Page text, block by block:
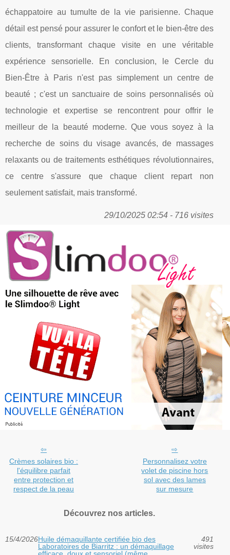
échappatoire au tumulte de la vie parisienne. Chaque
détail est pensé pour assurer le confort et le bien-être des
clients, transformant chaque visite en une véritable
expérience sensorielle. En conclusion, le Cercle du
Bien-Être à Paris n'est pas simplement un centre de
beauté ; c'est un sanctuaire de soins personnalisés où
technologie et expertise se rencontrent pour offrir le
meilleur de la beauté moderne. Que vous soyez à la
recherche de soins du visage avancés, de massages
relaxants ou de traitements esthétiques révolutionnaires,
ce centre s'assure que chaque client repart non
seulement satisfait, mais transformé.
29/10/2025 02:54 - 716 visites
Crèmes solaires bio :
l'équilibre parfait
entre protection et
respect de la peau
Personnalisez votre
volet de piscine hors
sol avec des lames
sur mesure
Découvrez nos articles.
15/4/2026Huile démaquillante certifiée bio des
Laboratoires de Biarritz : un démaquillage
efficace, doux et sensoriel (même
491
visites